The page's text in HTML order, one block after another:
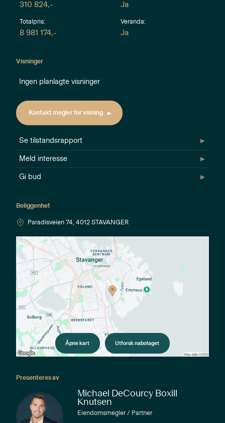
310 824,-
Totalpris:
8 981 174,-
Ja
Veranda:
Ja
Visninger
Ingen planlagte visninger
Kontakt megler for visning
Se tilstandsrapport
Meld interesse
Gi bud
Beliggenhet
Paradisveien 74, 4012 STAVANGER
Åpne kart Utforsk nabolaget
Presenteres av
Michael DeCourcy Boxill
Knutsen
Eiendomsmegler / Partner